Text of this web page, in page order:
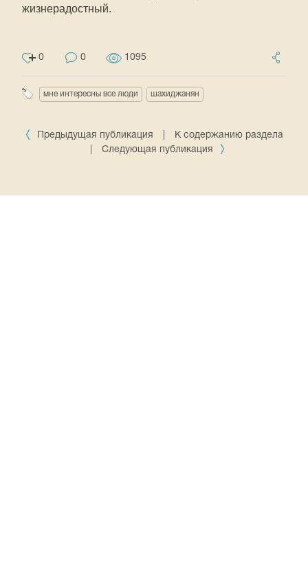
жизнерадостный.
0 0 1095
мне интересны все люди шахиджанян
Предыдущая публикация
К содержанию раздела
Следующая публикация